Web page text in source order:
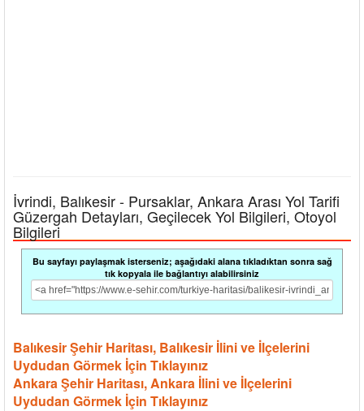
İvrindi, Balıkesir - Pursaklar, Ankara Arası Yol Tarifi
Güzergah Detayları, Geçilecek Yol Bilgileri, Otoyol
Bilgileri
Bu sayfayı paylaşmak isterseniz; aşağıdaki alana tıkladıktan sonra sağ
tık kopyala ile bağlantıyı alabilirsiniz
Balıkesir Şehir Haritası, Balıkesir İlini ve İlçelerini
Uydudan Görmek İçin Tıklayınız
Ankara Şehir Haritası, Ankara İlini ve İlçelerini
Uydudan Görmek İçin Tıklayınız